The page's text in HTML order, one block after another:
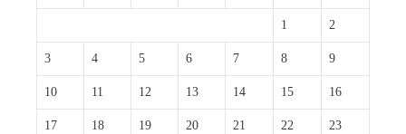
1 2
3 4 5 6 7 8 9
10 11 12 13 14 15 16
17 18 19 20 21 22 23